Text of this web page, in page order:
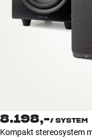
Tilbehør
TILBUD
8.198,-/ SYSTEM
Kompakt stereosystem